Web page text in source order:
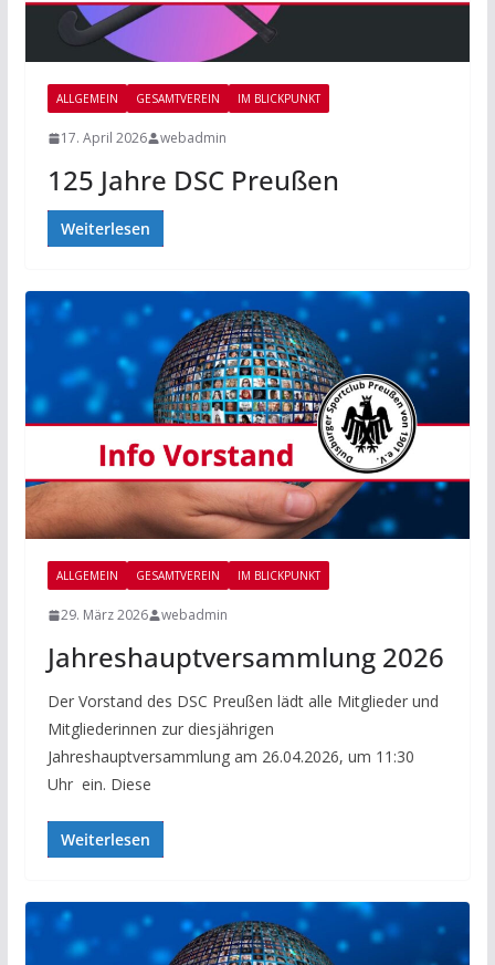
ALLGEMEIN GESAMTVEREIN IM BLICKPUNKT
17. April 2026 webadmin
125 Jahre DSC Preußen
Weiterlesen
ALLGEMEIN GESAMTVEREIN IM BLICKPUNKT
29. März 2026 webadmin
Jahreshauptversammlung 2026
Der Vorstand des DSC Preußen lädt alle Mitglieder und
Mitgliederinnen zur diesjährigen
Jahreshauptversammlung am 26.04.2026, um 11:30
Uhr ein. Diese
Weiterlesen